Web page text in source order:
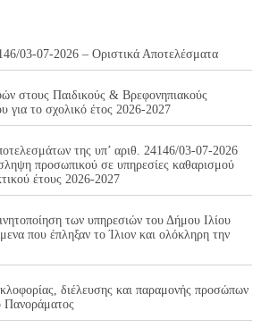
03-07-2026 – Οριστικά Αποτελέσματα
στους Παιδικούς & Βρεφονηπιακούς
για το σχολικό έτος 2026-2027
της υπ’ αριθ. 24146/03-07-2026
προσωπικού σε υπηρεσίες καθαρισμού
έτους 2026-2027
των υπηρεσιών του Δήμου Ιλίου
που έπληξαν το Ίλιον και ολόκληρη την
διέλευσης και παραμονής προσώπων
Πανοράματος